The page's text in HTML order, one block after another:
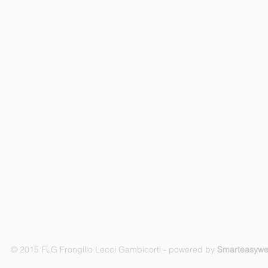
© 2015 FLG Frongillo Lecci Gambicorti - powered by